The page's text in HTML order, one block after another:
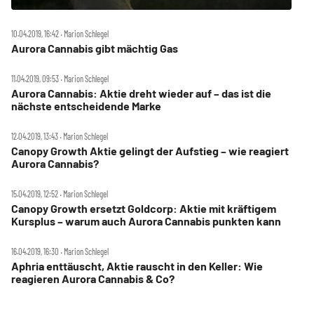
10.04.2019, 16:42 ‧ Marion Schlegel
Aurora Cannabis gibt mächtig Gas
11.04.2019, 09:53 ‧ Marion Schlegel
Aurora Cannabis: Aktie dreht wieder auf – das ist die
nächste entscheidende Marke
12.04.2019, 13:43 ‧ Marion Schlegel
Canopy Growth Aktie gelingt der Aufstieg – wie reagiert
Aurora Cannabis?
15.04.2019, 12:52 ‧ Marion Schlegel
Canopy Growth ersetzt Goldcorp: Aktie mit kräftigem
Kursplus – warum auch Aurora Cannabis punkten kann
16.04.2019, 16:30 ‧ Marion Schlegel
Aphria enttäuscht, Aktie rauscht in den Keller: Wie
reagieren Aurora Cannabis & Co?